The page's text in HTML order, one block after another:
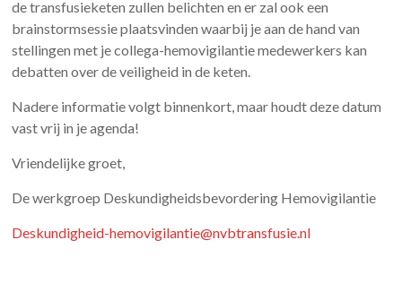
de transfusieketen zullen belichten en er zal ook een
brainstormsessie plaatsvinden waarbij je aan de hand van
stellingen met je collega-hemovigilantie medewerkers kan
debatten over de veiligheid in de keten.
Nadere informatie volgt binnenkort, maar houdt deze datum
vast vrij in je agenda!
Vriendelijke groet,
De werkgroep Deskundigheidsbevordering Hemovigilantie
Deskundigheid-hemovigilantie@nvbtransfusie.nl